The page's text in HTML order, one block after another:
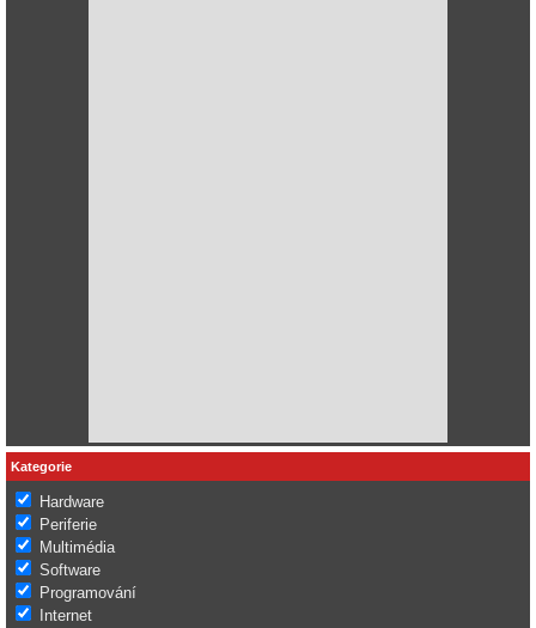
Kategorie
Hardware
Periferie
Multimédia
Software
Programování
Internet